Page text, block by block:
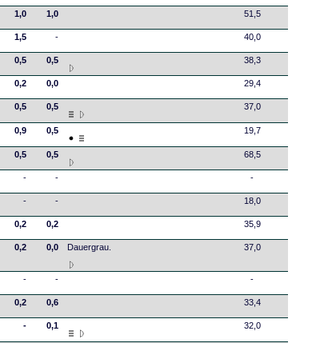
1,0 1,0 51,5
1,5 - 40,0
0,5 0,5 38,3
0,2 0,0 29,4
0,5 0,5 37,0
0,9 0,5 19,7
0,5 0,5 68,5
- - -
- - 18,0
0,2 0,2 35,9
0,2 0,0 Dauergrau. 37,0
- - -
0,2 0,6 33,4
- 0,1 32,0